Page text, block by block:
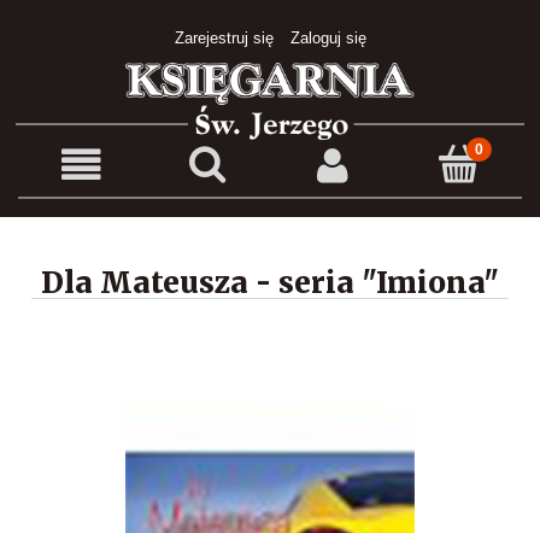
Zarejestruj się Zaloguj się
Dla Mateusza - seria "Imiona"